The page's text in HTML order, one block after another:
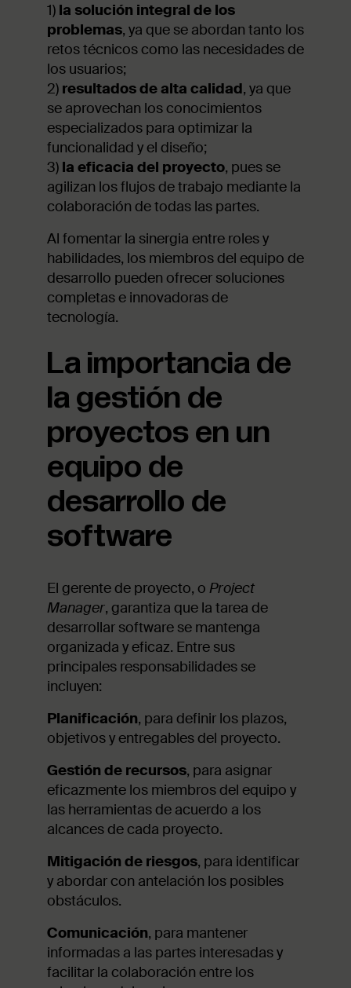
1) la solución integral de los
problemas, ya que se abordan tanto los
retos técnicos como las necesidades de
los usuarios;
2) resultados de alta calidad, ya que
se aprovechan los conocimientos
especializados para optimizar la
funcionalidad y el diseño;
3) la eficacia del proyecto, pues se
agilizan los flujos de trabajo mediante la
colaboración de todas las partes.
Al fomentar la sinergia entre roles y
habilidades, los miembros del equipo de
desarrollo pueden ofrecer soluciones
completas e innovadoras de
tecnología.
La importancia de
la gestión de
proyectos en un
equipo de
desarrollo de
software
El gerente de proyecto, o Project
Manager, garantiza que la tarea de
desarrollar software se mantenga
organizada y eficaz. Entre sus
principales responsabilidades se
incluyen:
Planificación, para definir los plazos,
objetivos y entregables del proyecto.
Gestión de recursos, para asignar
eficazmente los miembros del equipo y
las herramientas de acuerdo a los
alcances de cada proyecto.
Mitigación de riesgos, para identificar
y abordar con antelación los posibles
obstáculos.
Comunicación, para mantener
informadas a las partes interesadas y
facilitar la colaboración entre los